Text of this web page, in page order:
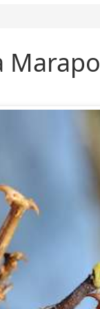
Marapo